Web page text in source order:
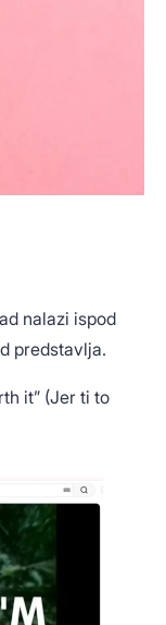
nalazi ispod
predstavlja.
it” (Jer ti to